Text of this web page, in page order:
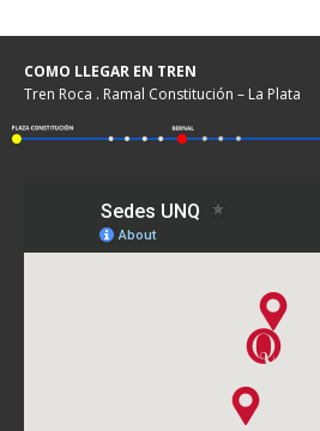
COMO LLEGAR EN TREN
Tren Roca . Ramal Constitución – La Plata